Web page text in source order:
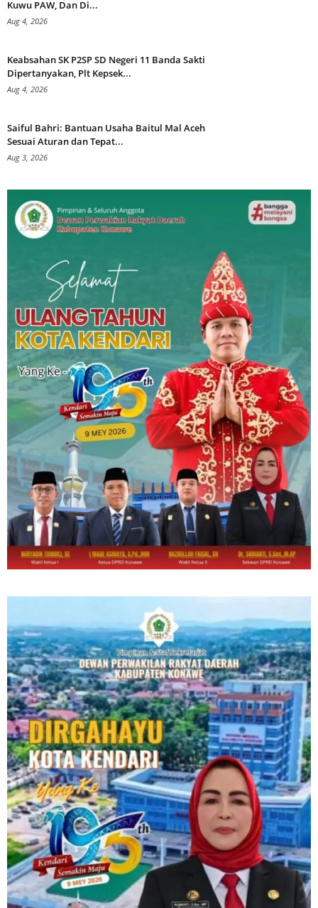
Kuwu PAW, Dan Di...
Aug 4, 2026
Keabsahan SK P2SP SD Negeri 11 Banda Sakti
Dipertanyakan, Plt Kepsek...
Aug 4, 2026
Saiful Bahri: Bantuan Usaha Baitul Mal Aceh
Sesuai Aturan dan Tepat...
Aug 3, 2026